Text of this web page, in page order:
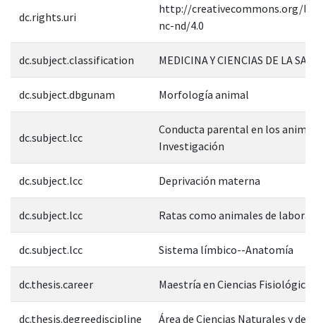
dc.rights.uri
http://creativecommons.org/
nc-nd/4.0
dc.subject.classification MEDICINA Y CIENCIAS DE LA
dc.subject.dbgunam Morfología animal
dc.subject.lcc
Conducta parental en los
Investigación
dc.subject.lcc Deprivación materna
dc.subject.lcc Ratas como animales de
dc.subject.lcc Sistema límbico--Anatomía
dc.thesis.career Maestría en Ciencias Fisiológicas
dc.thesis.degreediscipline Área de Ciencias Naturales y de